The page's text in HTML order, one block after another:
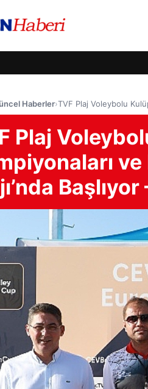
Haberler›TVF Plaj Voleybolu
Plaj
Başlıyor